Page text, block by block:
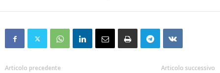
Articolo precedente Articolo successivo